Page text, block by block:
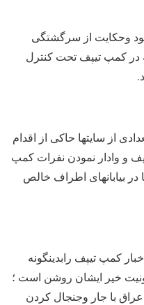
وحکایت از سرگشتگی
در کمپ تیپف تحت کنترل
از سایتها حاکی از اقدام
و وادار نمودن نفرات کمپ
در بیابانهای اطراف خالص
کمپ تیپف رابدینگونه
خیر ایشان روشن است ؛
با جار وجنجال کردن